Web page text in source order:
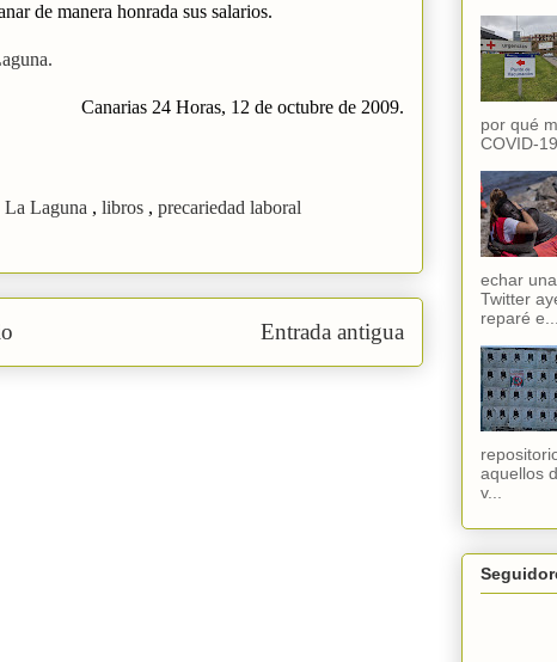
de manera honrada sus salarios.
Canarias 24 Horas, 12 de octubre de 2009.
La Laguna , libros , precariedad laboral
Entrada antigua
por qué
COVID-
echar
Twitter
reparé e...
aquellos
v...